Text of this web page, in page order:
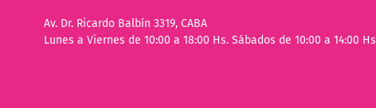
Av. Dr. Ricardo Balbín 3319, CABA
Lunes a Viernes de 10:00 a 18:00 Hs. Sábados de 10:00 a 14:00 Hs